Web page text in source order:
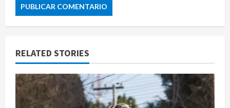
RELATED STORIES